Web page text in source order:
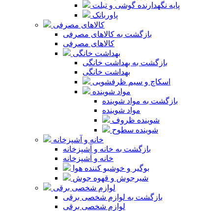
پایه نگهدارنده گوشی و تبلت
پاوربانک
کالاهای مصرفی
بازگشت به کالاهای مصرفی
کالاهای مصرفی
بهداشت خانگی
بازگشت به بهداشت خانگی
بهداشت خانگی
اسکاچ و سیم ظرفشویی
مواد شوینده
بازگشت به مواد شوینده
مواد شوینده
شوینده ظروف
شوینده سطوح
خانه و آشپزخانه
بازگشت به خانه و آشپزخانه
خانه و آشپزخانه
بوگیر و خوشبو کننده هوا
شیرجوش و قهوه جوش
لوازم شخصی برقی
بازگشت به لوازم شخصی برقی
لوازم شخصی برقی